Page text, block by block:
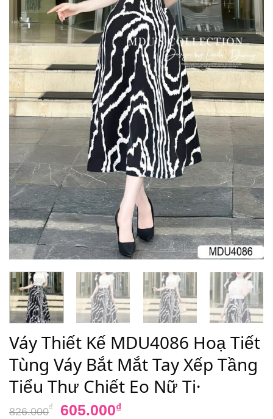
Váy Thiết Kế MDU4086 Hoạ Tiết
Tùng Váy Bắt Mắt Tay Xếp Tầng
Tiểu Thư Chiết Eo Nữ Ti·
826.000₫
Giá
605.000₫